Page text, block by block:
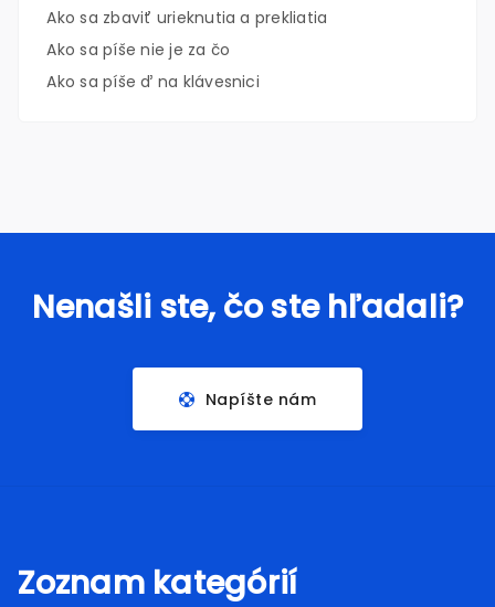
Ako sa zbaviť urieknutia a prekliatia
Ako sa píše nie je za čo
Ako sa píše ď na klávesnici
Nenašli ste, čo ste hľadali?
Napíšte nám
Zoznam kategórií